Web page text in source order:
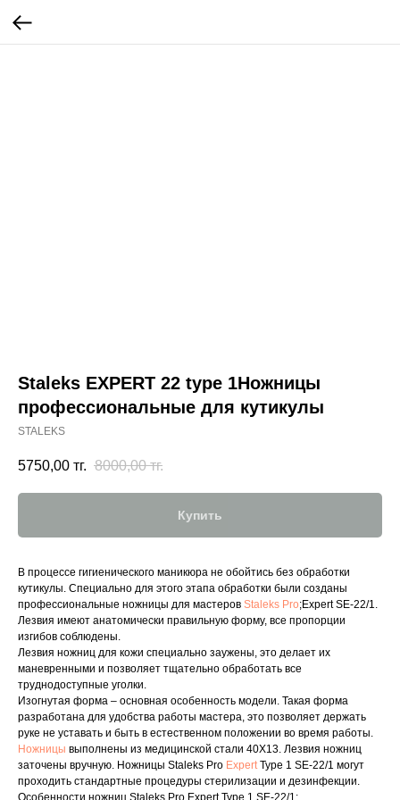
Staleks EXPERT 22 type 1Ножницы
профессиональные для кутикулы
STALEKS
5750,00 тг. 8000,00 тг.
Купить
В процессе гигиенического маникюра не обойтись без обработки
кутикулы. Специально для этого этапа обработки были созданы
профессиональные ножницы для мастеров Staleks Pro;Expert SE-22/1.
Лезвия имеют анатомически правильную форму, все пропорции
изгибов соблюдены.
Лезвия ножниц для кожи специально заужены, это делает их
маневренными и позволяет тщательно обработать все
труднодоступные уголки.
Изогнутая форма – основная особенность модели. Такая форма
разработана для удобства работы мастера, это позволяет держать
руке не уставать и быть в естественном положении во время работы.
Ножницы выполнены из медицинской стали 40Х13. Лезвия ножниц
заточены вручную. Ножницы Staleks Pro ExpertType 1 SE-22/1 могут
проходить стандартные процедуры стерилизации и дезинфекции.